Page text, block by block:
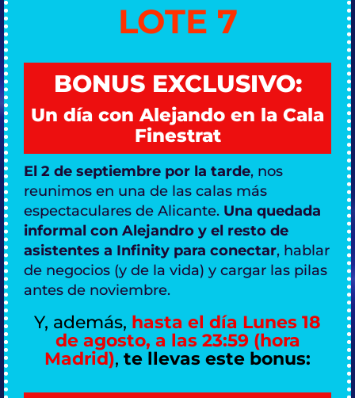
LOTE 7
BONUS EXCLUSIVO:
Un día con Alejando en la Cala
Finestrat
El 2 de septiembre por la tarde, nos
reunimos en una de las calas más
espectaculares de Alicante. Una quedada
informal con Alejandro y el resto de
asistentes a Infinity para conectar, hablar
de negocios (y de la vida) y cargar las pilas
antes de noviembre.
Y, además, hasta el día Lunes 18
de agosto, a las 23:59 (hora
Madrid), te llevas este bonus: